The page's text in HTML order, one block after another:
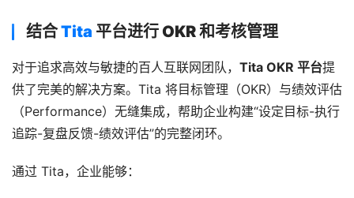
结合Tita 平台进行 OKR 和考核管理
对于追求高效与敏捷的百人互联网团队， Tita OKR 平台提
供了完美的解决方案。Tita 将目标管理（OKR）与绩效评估
（Performance）无缝集成，帮助企业构建“设定目标-执行
追踪-复盘反馈-绩效评估”的完整闭环。
通过 Tita，企业能够：